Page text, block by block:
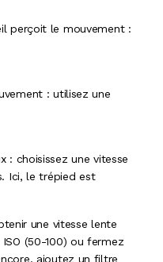
perçoit le mouvement :
: utilisez une
: choisissez une vitesse
Ici, le trépied est
une vitesse lente
(50-100) ou fermez
ajoutez un filtre